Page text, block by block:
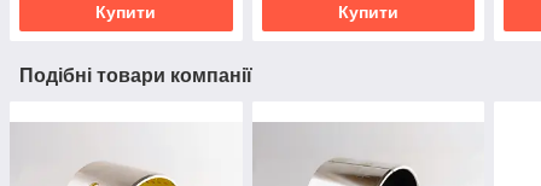
Купити Купити
Подібні товари компанії